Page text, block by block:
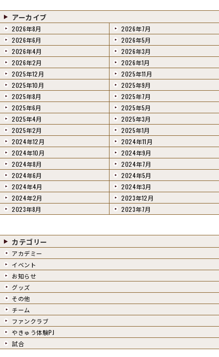
アーカイブ
2026年8月
2026年7月
2026年6月
2026年5月
2026年4月
2026年3月
2026年2月
2026年1月
2025年12月
2025年11月
2025年10月
2025年9月
2025年8月
2025年7月
2025年6月
2025年5月
2025年4月
2025年3月
2025年2月
2025年1月
2024年12月
2024年11月
2024年10月
2024年9月
2024年8月
2024年7月
2024年6月
2024年5月
2024年4月
2024年3月
2024年2月
2023年12月
2023年8月
2023年7月
カテゴリー
アカデミー
イベント
お知らせ
グッズ
その他
チーム
ファンクラブ
やきゅう体験PJ
試合